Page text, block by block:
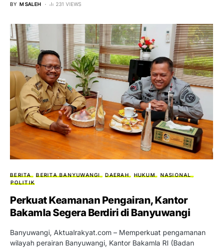
BY M SALEH 231 VIEWS
BERITA BERITA BANYUWANGI DAERAH HUKUM
NASIONAL
POLITIK
Perkuat Keamanan Pengairan, Kantor
Bakamla Segera Berdiri di Banyuwangi
Banyuwangi, Aktualrakyat.com – Memperkuat pengamanan
wilayah perairan Banyuwangi, Kantor Bakamla RI (Badan